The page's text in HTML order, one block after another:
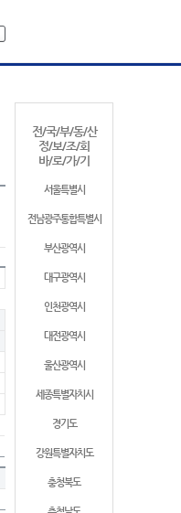
전/국/부/동/산
정/보/조/회
바/로/가/기
서울특별시
전남광주통합특별시
부산광역시
대구광역시
인천광역시
대전광역시
울산광역시
세종특별자치시
경기도
강원특별자치도
충청북도